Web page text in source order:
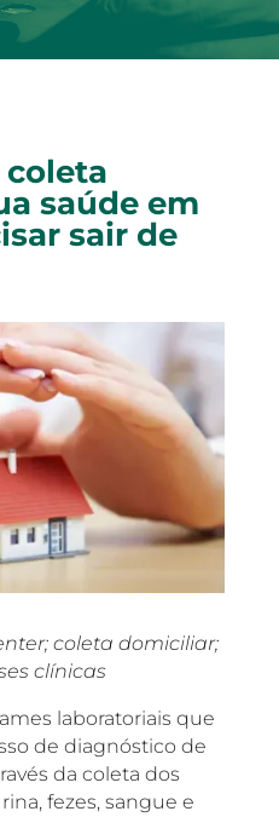
coleta
saúde em
sair de
coleta domiciliar;
clínicas
laboratoriais que
de diagnóstico de
da coleta dos
fezes, sangue e